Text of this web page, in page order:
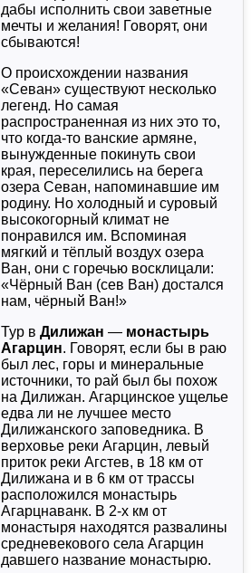
дабы исполнить свои заветные
мечты и желания! Говорят, они
сбываются!
О происхождении названия
«Севан» существуют несколько
легенд. Но самая
распространенная из них это то,
что когда-то ванские армяне,
вынужденные покинуть свои
края, переселились на берега
озера Севан, напоминавшие им
родину. Но холодный и суровый
высокогорный климат не
понравился им. Вспоминая
мягкий и тёплый воздух озера
Ван, они с горечью восклицали:
«Чёрный Ван (сев Ван) достался
нам, чёрный Ван!»
Тур в Дилижан — монастырь
Агарцин. Говорят, если бы в раю
был лес, горы и минеральные
источники, то рай был бы похож
на Дилижан. Агарцинское ущелье
едва ли не лучшее место
Дилижанского заповедника. В
верховье реки Агарцин, левый
приток реки Агстев, в 18 км от
Дилижана и в 6 км от трассы
расположился монастырь
Агарцнаванк. В 2-x км от
монастыря находятся развалины
средневекового села Агарцин
давшего название монастырю.